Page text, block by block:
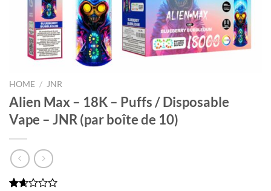
HOME / JNR
Alien Max – 18K – Puffs / Disposable
Vape – JNR (par boîte de 10)